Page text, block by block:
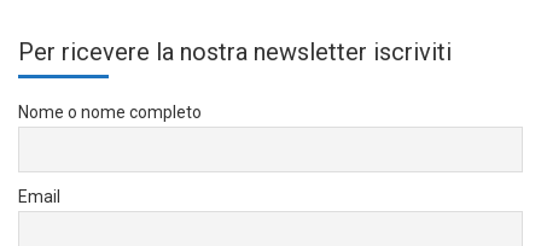
Per ricevere la nostra newsletter iscriviti
Nome o nome completo
Email